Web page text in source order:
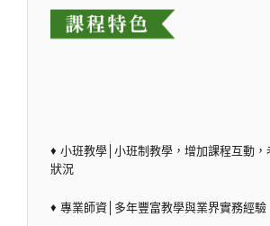
♦ 小班教學│小班制教學，增加課程互動
狀況
♦ 專業師資│多年豐富教學與業界實務經驗